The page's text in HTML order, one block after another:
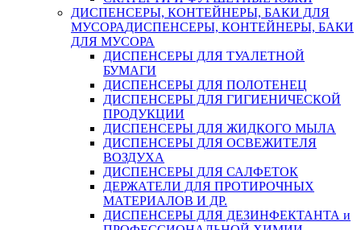
ДИСПЕНСЕРЫ, КОНТЕЙНЕРЫ, БАКИ ДЛЯ
МУСОРАДИСПЕНСЕРЫ, КОНТЕЙНЕРЫ, БАКИ
ДЛЯ МУСОРА
ДИСПЕНСЕРЫ ДЛЯ ТУАЛЕТНОЙ
БУМАГИ
ДИСПЕНСЕРЫ ДЛЯ ПОЛОТЕНЕЦ
ДИСПЕНСЕРЫ ДЛЯ ГИГИЕНИЧЕСКОЙ
ПРОДУКЦИИ
ДИСПЕНСЕРЫ ДЛЯ ЖИДКОГО МЫЛА
ДИСПЕНСЕРЫ ДЛЯ ОСВЕЖИТЕЛЯ
ВОЗДУХА
ДИСПЕНСЕРЫ ДЛЯ САЛФЕТОК
ДЕРЖАТЕЛИ ДЛЯ ПРОТИРОЧНЫХ
МАТЕРИАЛОВ И ДР.
ДИСПЕНСЕРЫ ДЛЯ ДЕЗИНФЕКТАНТА и